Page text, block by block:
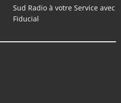
Sud Radio à votre Service avec
Fiducial